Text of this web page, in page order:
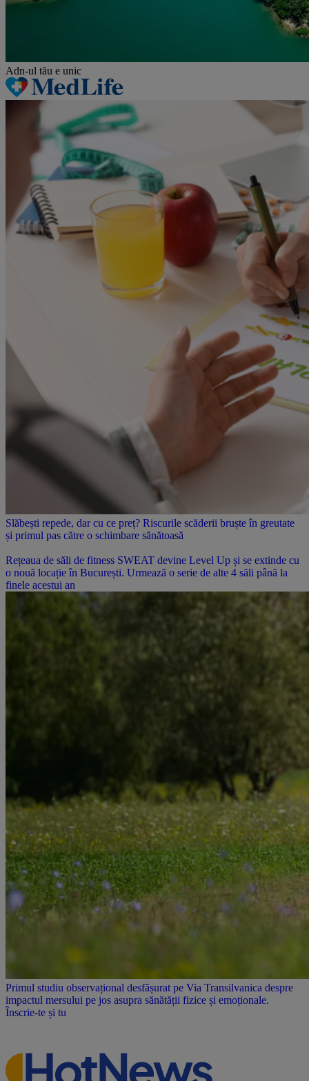
Adn-ul tău e unic
Slăbești repede, dar cu ce preț? Riscurile scăderii bruște în greutate
și primul pas către o schimbare sănătoasă
Rețeaua de săli de fitness SWEAT devine Level Up și se extinde cu
o nouă locație în București. Urmează o serie de alte 4 săli până la
finele acestui an
Primul studiu observațional desfășurat pe Via Transilvanica despre
impactul mersului pe jos asupra sănătății fizice și emoționale.
Înscrie-te și tu